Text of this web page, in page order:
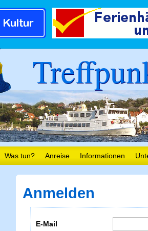
Was tun? Anreise Informationen
Anmelden
E-Mail